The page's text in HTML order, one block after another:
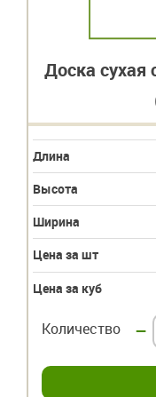
Доска сухая
Длина
Высота
Ширина
Цена за шт
Цена за куб
Количество –